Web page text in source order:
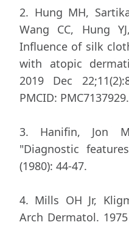
2. Hung MH,
Wang CC, Hung
Influence of silk
with atopic
2019 Dec
PMCID: PMC7137929.
3. Hanifin, Jon
"Diagnostic
(1980): 44-47.
4. Mills OH Jr,
Arch Dermatol.